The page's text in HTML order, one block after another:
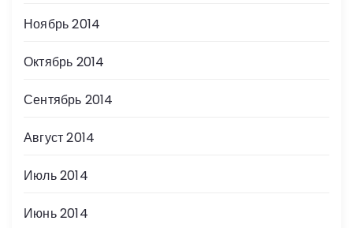
Ноябрь 2014
Октябрь 2014
Сентябрь 2014
Август 2014
Июль 2014
Июнь 2014